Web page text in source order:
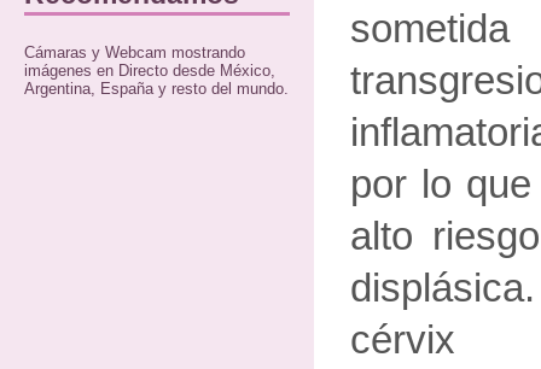
Cámaras y Webcam mostrando
imágenes en Directo desde México,
Argentina, España y resto del mundo.
por lo
alto